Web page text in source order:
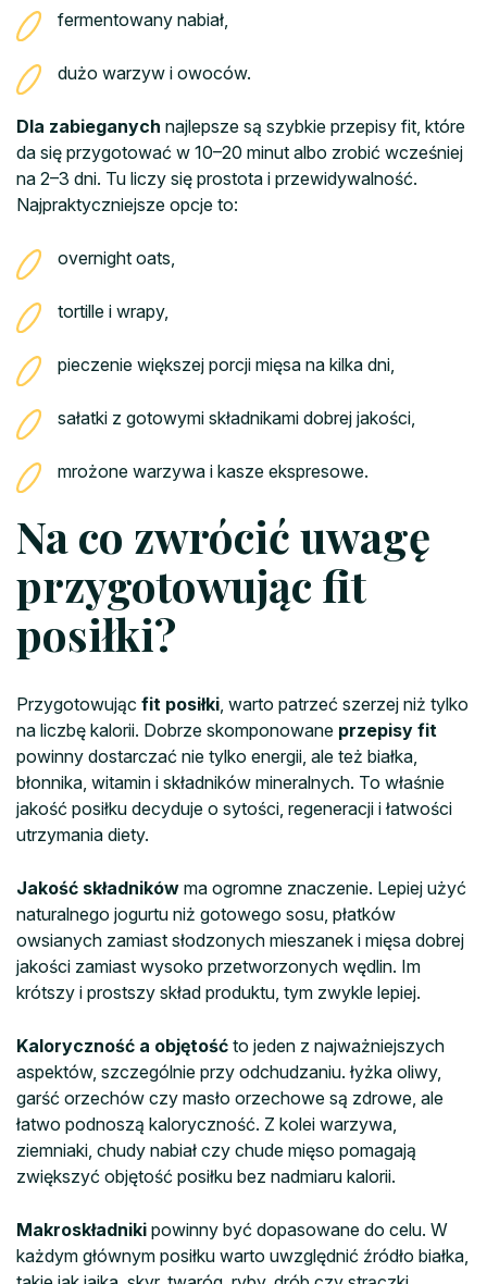
fermentowany nabiał,
dużo warzyw i owoców.
Dla zabieganych najlepsze są szybkie przepisy fit, które
da się przygotować w 10–20 minut albo zrobić wcześniej
na 2–3 dni. Tu liczy się prostota i przewidywalność.
Najpraktyczniejsze opcje to:
overnight oats,
tortille i wrapy,
pieczenie większej porcji mięsa na kilka dni,
sałatki z gotowymi składnikami dobrej jakości,
mrożone warzywa i kasze ekspresowe.
Na co zwrócić uwagę
przygotowując fit
posiłki?
Przygotowując fit posiłki, warto patrzeć szerzej niż tylko
na liczbę kalorii. Dobrze skomponowane przepisy fit
powinny dostarczać nie tylko energii, ale też białka,
błonnika, witamin i składników mineralnych. To właśnie
jakość posiłku decyduje o sytości, regeneracji i łatwości
utrzymania diety.
Jakość składników ma ogromne znaczenie. Lepiej użyć
naturalnego jogurtu niż gotowego sosu, płatków
owsianych zamiast słodzonych mieszanek i mięsa dobrej
jakości zamiast wysoko przetworzonych wędlin. Im
krótszy i prostszy skład produktu, tym zwykle lepiej.
Kaloryczność a objętość to jeden z najważniejszych
aspektów, szczególnie przy odchudzaniu. łyżka oliwy,
garść orzechów czy masło orzechowe są zdrowe, ale
łatwo podnoszą kaloryczność. Z kolei warzywa,
ziemniaki, chudy nabiał czy chude mięso pomagają
zwiększyć objętość posiłku bez nadmiaru kalorii.
Makroskładniki powinny być dopasowane do celu. W
każdym głównym posiłku warto uwzględnić źródło białka,